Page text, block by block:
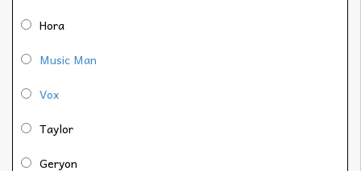
Hora
Music Man
Vox
Taylor
Geryon